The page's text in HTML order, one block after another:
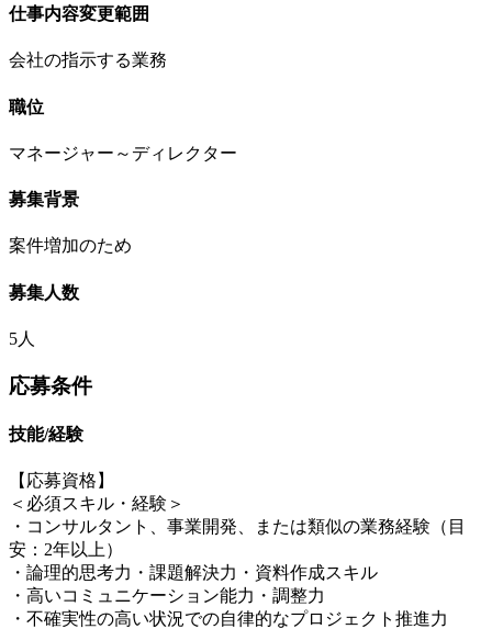
仕事内容変更範囲
会社の指示する業務
職位
マネージャー～ディレクター
募集背景
案件増加のため
募集人数
5人
応募条件
技能/経験
【応募資格】
＜必須スキル・経験＞
・コンサルタント、事業開発、または類似の業務経験（目
安：2年以上）
・論理的思考力・課題解決力・資料作成スキル
・高いコミュニケーション能力・調整力
・不確実性の高い状況での自律的なプロジェクト推進力